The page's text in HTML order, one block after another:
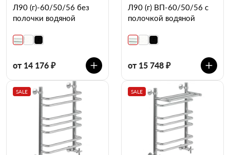
Л90 (г)-60/50/56 без
полочки водяной
от 14 176 ₽
Л90 (г) ВП-60/50/56 с
полочкой водяной
от 15 748 ₽
SALE SALE